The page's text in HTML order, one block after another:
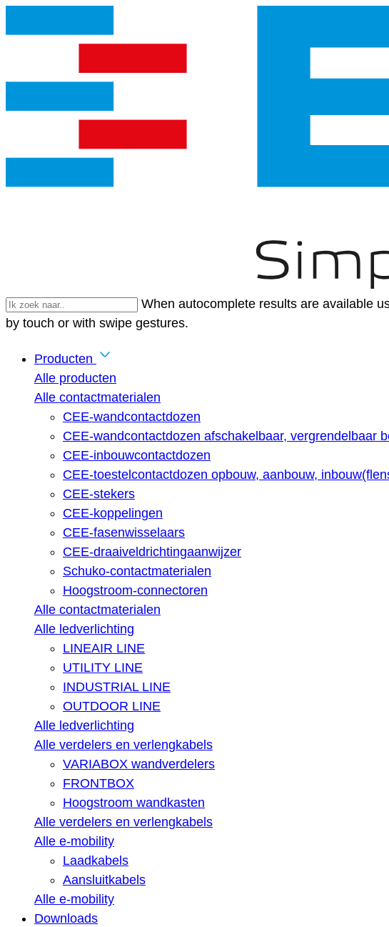
When autocomplete results are available
by touch or with swipe gestures.
Producten
Alle producten
Alle contactmaterialen
CEE-wandcontactdozen
CEE-wandcontactdozen afschakelbaar, vergrendelbaar
CEE-inbouwcontactdozen
CEE-toestelcontactdozen opbouw, aanbouw,
CEE-stekers
CEE-koppelingen
CEE-fasenwisselaars
CEE-draaiveldrichtingaanwijzer
Schuko-contactmaterialen
Hoogstroom-connectoren
Alle contactmaterialen
Alle ledverlichting
LINEAIR LINE
UTILITY LINE
INDUSTRIAL LINE
OUTDOOR LINE
Alle ledverlichting
Alle verdelers en verlengkabels
VARIABOX wandverdelers
FRONTBOX
Hoogstroom wandkasten
Alle verdelers en verlengkabels
Alle e-mobility
Laadkabels
Aansluitkabels
Alle e-mobility
Downloads